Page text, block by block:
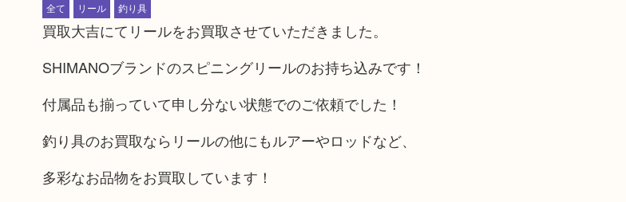
全て
リール 釣り具
買取大吉にてリールをお買取させていただきました。
SHIMANOブランドのスピニングリールのお持ち込みです！
付属品も揃っていて申し分ない状態でのご依頼でした！
釣り具のお買取ならリールの他にもルアーやロッドなど、
多彩なお品物をお買取しています！